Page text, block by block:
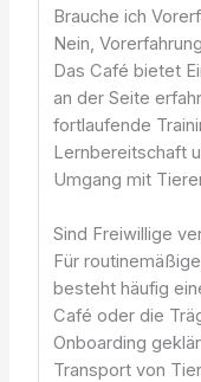
Brauche ich
Nein,
Das Café bietet
an der Seite
fortlaufende
Lernbereitschaft
Umgang mit
Sind Freiwillige
Für
besteht häufig
Café oder die
Onboarding
Transport von